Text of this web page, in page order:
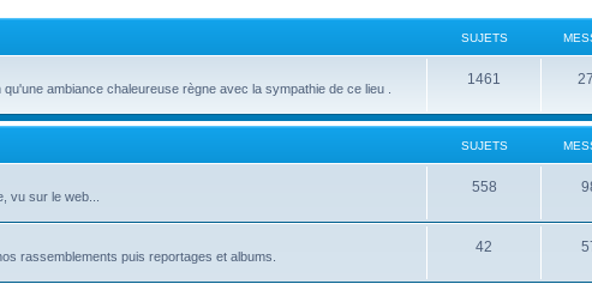
SUJETS
ambiance chaleureuse règne avec la sympathie de ce lieu .
1461
j
SUJETS
vu sur le web...
558S
e
rassemblements puis reportages et albums.
42